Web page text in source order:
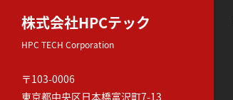
株式会社HPCテック
HPC TECH Corporation
〒103-0006
東京都中央区日本橋富沢町7-13